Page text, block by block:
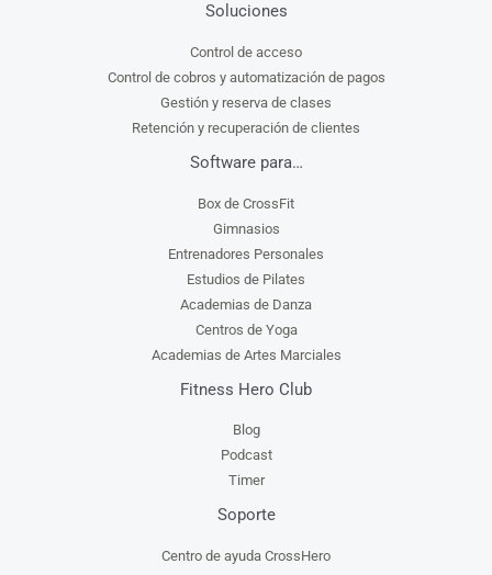
Soluciones
Control de acceso
Control de cobros y automatización de pagos
Gestión y reserva de clases
Retención y recuperación de clientes
Software para…
Box de CrossFit
Gimnasios
Entrenadores Personales
Estudios de Pilates
Academias de Danza
Centros de Yoga
Academias de Artes Marciales
Fitness Hero Club
Blog
Podcast
Timer
Soporte
Centro de ayuda CrossHero